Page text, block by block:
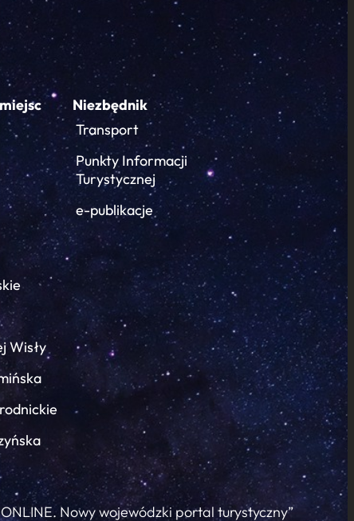
Wisły
Niezbędnik
Transport
Punkty Informacji
Turystycznej
e-publikacje
Nowy wojewódzki portal turystyczny”